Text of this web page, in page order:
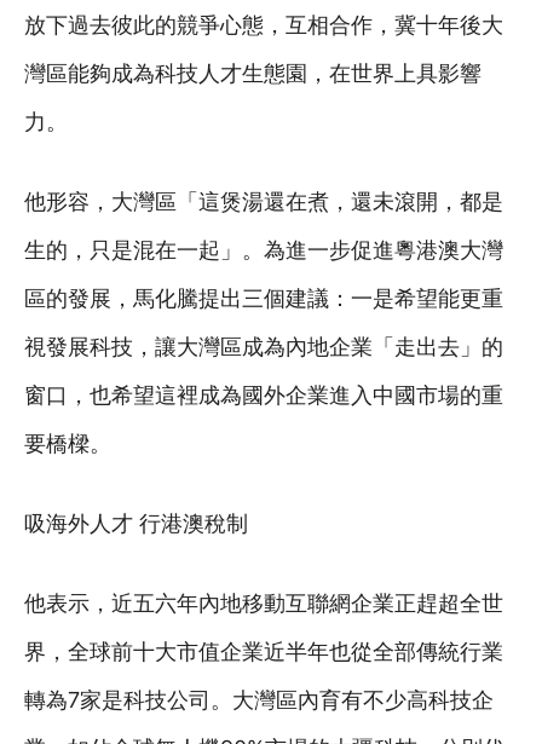
放下過去彼此的競爭心態，互相合作，冀十年後大
灣區能夠成為科技人才生態園，在世界上具影響
力。
他形容，大灣區「這煲湯還在煮，還未滾開，都是
生的，只是混在一起」。為進一步促進粵港澳大灣
區的發展，馬化騰提出三個建議：一是希望能更重
視發展科技，讓大灣區成為內地企業「走出去」的
窗口，也希望這裡成為國外企業進入中國市場的重
要橋樑。
吸海外人才 行港澳稅制
他表示，近五六年內地移動互聯網企業正趕超全世
界，全球前十大市值企業近半年也從全部傳統行業
轉為7家是科技公司。大灣區內育有不少高科技企